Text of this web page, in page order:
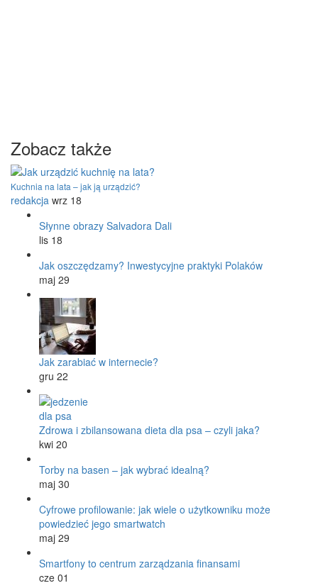
Zobacz także
Kuchnia na lata – jak ją urządzić?
redakcja wrz 18
Słynne obrazy Salvadora Dali
lis 18
Jak oszczędzamy? Inwestycyjne praktyki Polaków
maj 29
Jak zarabiać w internecie?
gru 22
Zdrowa i zbilansowana dieta dla psa – czyli jaka?
kwi 20
Torby na basen – jak wybrać idealną?
maj 30
Cyfrowe profilowanie: jak wiele o użytkowniku może
powiedzieć jego smartwatch
maj 29
Smartfony to centrum zarządzania finansami
cze 01